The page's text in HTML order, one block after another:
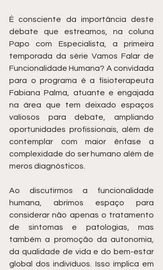
É consciente da importância deste
debate que estreamos, na coluna
Papo com Especialista, a primeira
temporada da série Vamos Falar de
Funcionalidade Humana? A convidada
para o programa é a fisioterapeuta
Fabiana Palma, atuante e engajada
na área que tem deixado espaços
valiosos para debate, ampliando
oportunidades profissionais, além de
contemplar com maior ênfase a
complexidade do ser humano além de
meros diagnósticos.
Ao discutirmos a funcionalidade
humana, abrimos espaço para
considerar não apenas o tratamento
de sintomas e patologias, mas
também a promoção da autonomia,
da qualidade de vida e do bem-estar
global dos indivíduos. Isso implica em